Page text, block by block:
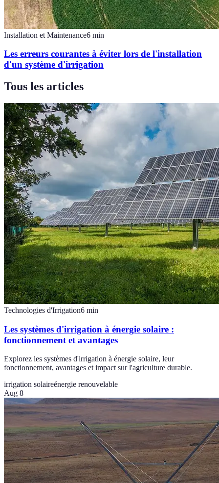
Installation et Maintenance6 min
Les erreurs courantes à éviter lors de l'installation
d'un système d'irrigation
Tous les articles
Technologies d'Irrigation6 min
Les systèmes d'irrigation à énergie solaire :
fonctionnement et avantages
Explorez les systèmes d'irrigation à énergie solaire, leur
fonctionnement, avantages et impact sur l'agriculture durable.
irrigation solaireénergie renouvelable
Aug 8